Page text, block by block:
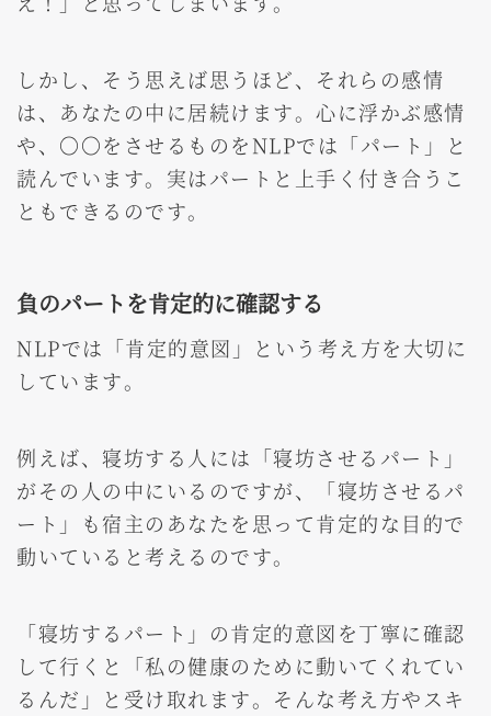
しかし、そう思えば思うほど、それらの感情
は、あなたの中に居続けます。心に浮かぶ感情
や、〇〇をさせるものをNLPでは「パート」と
読んでいます。実はパートと上手く付き合うこ
ともできるのです。
負のパートを肯定的に確認する
NLPでは「肯定的意図」という考え方を大切に
しています。
例えば、寝坊する人には「寝坊させるパート」
がその人の中にいるのですが、「寝坊させるパ
ート」も宿主のあなたを思って肯定的な目的で
動いていると考えるのです。
「寝坊するパート」の肯定的意図を丁寧に確認
して行くと「私の健康のために動いてくれてい
るんだ」と受け取れます。そんな考え方やスキ